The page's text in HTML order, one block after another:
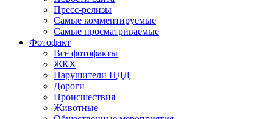
Пресс-релизы
Самые комментируемые
Самые просматриваемые
Фотофакт
Все фотофакты
ЖКХ
Нарушители ПДД
Дороги
Происшествия
Животные